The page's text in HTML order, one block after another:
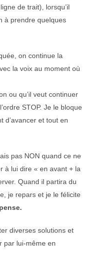
de trait), lorsqu’il
à prendre quelques
on continue la
la voix au moment où
ou qu’il veut continuer
STOP. Je le bloque
d’avancer et tout en
pas NON quand ce ne
à lui dire « en avant + la
Quand il partira du
je repars et je le félicite
diverses solutions et
par lui-même en